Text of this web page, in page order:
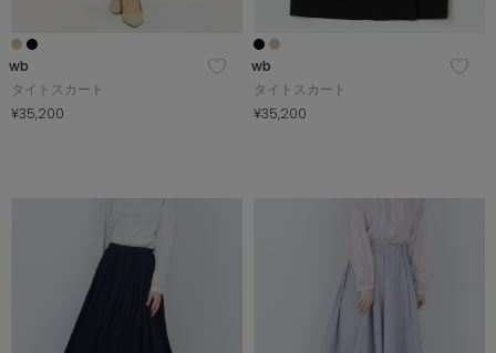
wb
タイトスカート
¥35,200
wb
タイトスカート
¥35,200